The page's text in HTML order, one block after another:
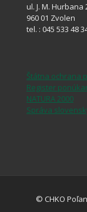
ul. J. M. Hurbana
960 01 Zvolen
tel. : 045 533 48
Štátna ochrana
Register
NATURA 2000
Správa
© CHKO